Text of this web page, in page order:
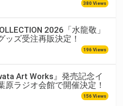
380 Views
2026「水龍敬」
ッズ受注再販決定！
196 Views
Art Works』発売記念イ
原ラジオ会館で開催決定！
156 Views